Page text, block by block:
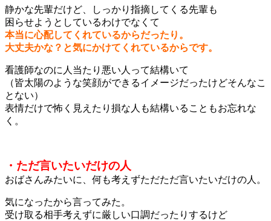
静かな先輩だけど、しっかり指摘してくる先輩も
困らせようとしているわけでなくて
本当に心配してくれているからだったり。
大丈夫かな？と気にかけてくれているからです。
看護師なのに人当たり悪い人って結構いて
（皆太陽のような笑顔ができるイメージだったけどそんなこ
とない）
表情だけで怖く見えたり損な人も結構いることもお忘れな
く。
・ただ言いたいだけの人
おばさんみたいに、何も考えずただただ言いたいだけの人。
気になったから言ってみた。
受け取る相手考えずに厳しい口調だったりするけど